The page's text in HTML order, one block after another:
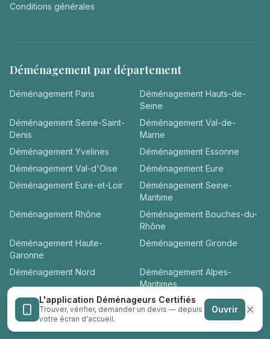
Conditions générales
Déménagement par département
Déménagement Paris Déménagement Hauts-de-
Seine
Déménagement Seine-Saint-
Denis
Déménagement Val-de-
Marne
Déménagement Yvelines Déménagement Essonne
Déménagement Val-d'Oise Déménagement Eure
Déménagement Eure-et-Loir Déménagement Seine-
Maritime
Déménagement Rhône Déménagement Bouches-du-
Rhône
Déménagement Haute-
Garonne
Déménagement Gironde
Déménagement Nord Déménagement Alpes-
Maritimes
DéménagementLoire-
Atlantique
DéménagementHérault
L'application Déménageurs Certifiés
Trouver, vérifier, demander un devis — depuis
votre écran d'accueil.
Ouvrir